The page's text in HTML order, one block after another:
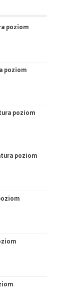
poziom
poziom
poziom
poziom